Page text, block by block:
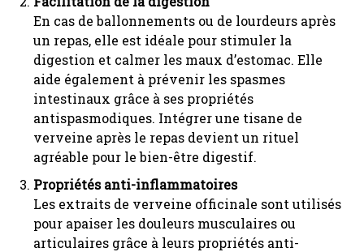
En cas de ballonnements ou de lourdeurs après
un repas, elle est idéale pour stimuler la
digestion et calmer les maux d’estomac. Elle
aide également à prévenir les spasmes
intestinaux grâce à ses propriétés
antispasmodiques. Intégrer une tisane de
verveine après le repas devient un rituel
agréable pour le bien-être digestif.
Propriétés anti-inflammatoires
Les extraits de verveine officinale sont utilisés
pour apaiser les douleurs musculaires ou
articulaires grâce à leurs propriétés anti-